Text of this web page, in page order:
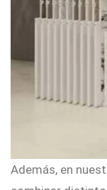
Además, en